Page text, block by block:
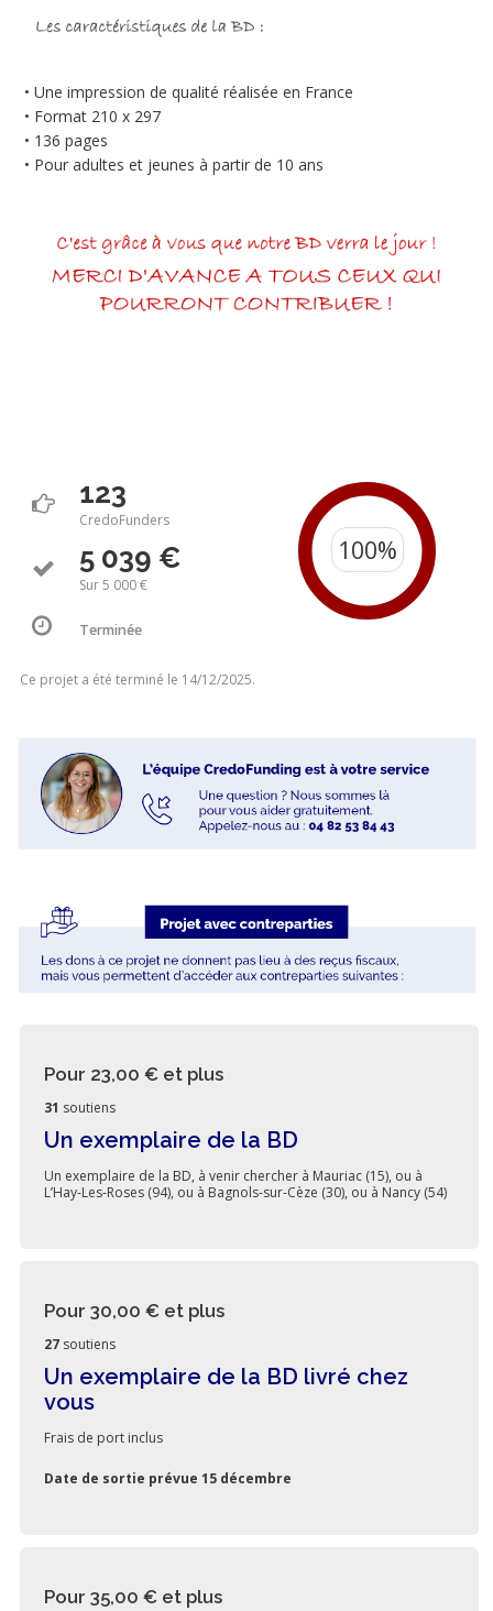
• Une impression de qualité réalisée en France
• Format 210 x 297
• 136 pages
• Pour adultes et jeunes à partir de 10 ans
123
CredoFunders
5 039 €
Sur 5 000 €
Terminée
Ce projet a été terminé le 14/12/2025.
Pour 23,00 € et plus
31 soutiens
Un exemplaire de la BD
Un exemplaire de la BD, à venir chercher à Mauriac (15), ou à
L’Hay-Les-Roses (94), ou à Bagnols-sur-Cèze (30), ou à Nancy (54)
Pour 30,00 € et plus
27 soutiens
Un exemplaire de la BD livré chez
vous
Frais de port inclus
Date de sortie prévue 15 décembre
Pour 35,00 € et plus